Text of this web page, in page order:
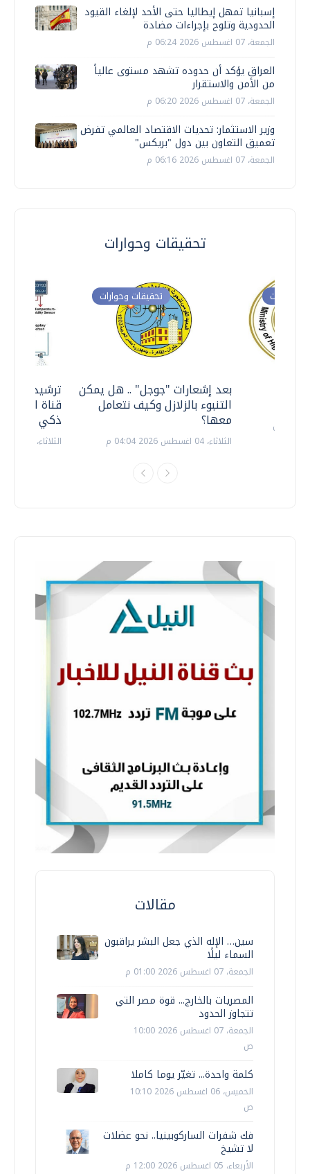
إسبانيا تمهل إيطاليا حتى الأحد لإلغاء القيود
الحدودية وتلوح بإجراءات مضادة
الجمعة، 07 اغسطس 2026 06:24 م
العراق يؤكد أن حدوده تشهد مستوى عالياً
من الأمن والاستقرار
الجمعة، 07 اغسطس 2026 06:20 م
وزير الاستثمار: تحديات الاقتصاد العالمي تفرض
تعميق التعاون بين دول "بريكس"
الجمعة، 07 اغسطس 2026 06:16 م
تحقيقات وحوارات
ترشيدا
قناة
ذكي
الثلاثاء، 14 يوليو 2026 06:11 م
تحقيقات وحوارات
بعد إشعارات "جوجل" .. هل يمكن
التنبوء بالزلازل وكيف نتعامل
معها؟
الثلاثاء، 04 اغسطس 2026 04:04 م
وحوارات
مقالات
سين… الإله الذي جعل البشر يراقبون
السماء ليلًا
الجمعة، 07 اغسطس 2026 01:00 م
المصريات بالخارج... قوة مصر التي
تتجاوز الحدود
الجمعة، 07 اغسطس 2026 10:00
ص
كلمة واحدة... تغيّر يوما كاملا
الخميس، 06 اغسطس 2026 10:10
ص
فك شفرات الساركوبينيا.. نحو عضلات
لا تشيخ
الأربعاء، 05 اغسطس 2026 12:00 م